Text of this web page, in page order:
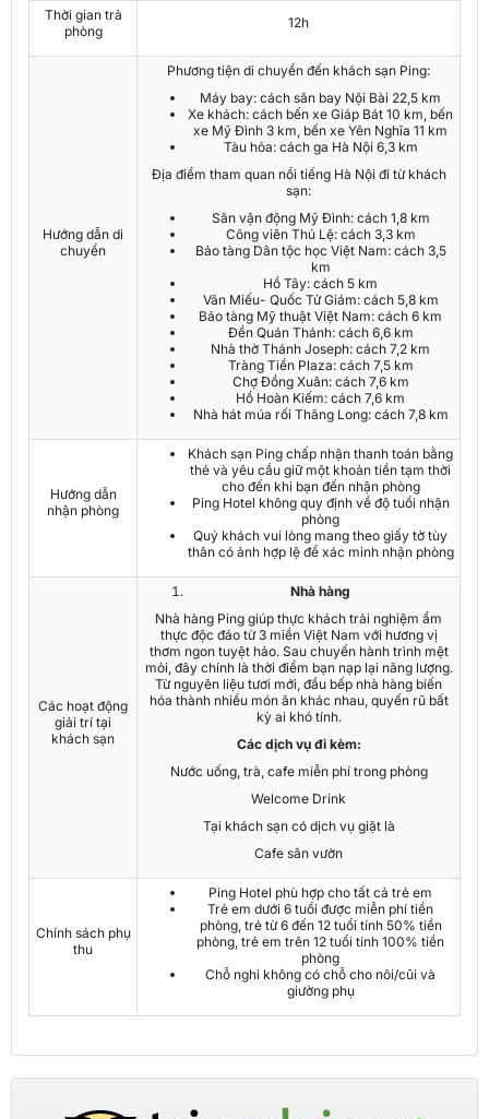
Thời gian trả
phòng
12h
Hướng dẫn di
chuyển
Phương tiện di chuyển đến khách sạn Ping:
Máy bay: cách sân bay Nội Bài 22,5 km
Xe khách: cách bến xe Giáp Bát 10 km, bến
xe Mỹ Đình 3 km, bến xe Yên Nghĩa 11 km
Tàu hỏa: cách ga Hà Nội 6,3 km
Địa điểm tham quan nổi tiếng Hà Nội đi từ khách
sạn:
Sân vận động Mỹ Đình: cách 1,8 km
Công viên Thủ Lệ: cách 3,3 km
Bảo tàng Dân tộc học Việt Nam: cách 3,5
km
Hồ Tây: cách 5 km
Văn Miếu- Quốc Tử Giám: cách 5,8 km
Bảo tàng Mỹ thuật Việt Nam: cách 6 km
Đền Quán Thánh: cách 6,6 km
Nhà thờ Thánh Joseph: cách 7,2 km
Tràng Tiền Plaza: cách 7,5 km
Chợ Đồng Xuân: cách 7,6 km
Hồ Hoàn Kiếm: cách 7,6 km
Nhà hát múa rối Thăng Long: cách 7,8 km
Hướng dẫn
nhận phòng
Khách sạn Ping chấp nhận thanh toán bằng
thẻ và yêu cầu giữ một khoản tiền tạm thời
cho đến khi bạn đến nhận phòng
Ping Hotel không quy định về độ tuổi nhận
phòng
Quý khách vui lòng mang theo giấy tờ tùy
thân có ảnh hợp lệ để xác minh nhận phòng
Các hoạt động
giải trí tại
khách sạn
Nhà hàng
Nhà hàng Ping giúp thực khách trải nghiệm ẩm
thực độc đáo từ 3 miền Việt Nam với hương vị
thơm ngon tuyệt hảo. Sau chuyến hành trình mệt
mỏi, đây chính là thời điểm bạn nạp lại năng lượng.
Từ nguyên liệu tươi mới, đầu bếp nhà hàng biến
hóa thành nhiều món ăn khác nhau, quyến rũ bất
kỳ ai khó tính.
Các dịch vụ đi kèm:
Nước uống, trà, cafe miễn phí trong phòng
Welcome Drink
Tại khách sạn có dịch vụ giặt là
Cafe sân vườn
Chính sách phụ
thu
Ping Hotel phù hợp cho tất cả trẻ em
Trẻ em dưới 6 tuổi được miễn phí tiền
phòng, trẻ từ 6 đến 12 tuổi tính 50% tiền
phòng, trẻ em trên 12 tuổi tính 100% tiền
phòng
Chỗ nghỉ không có chỗ cho nôi/cũi và
giường phụ